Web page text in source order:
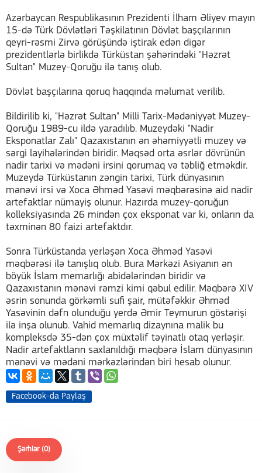
Azərbaycan Respublikasının Prezidenti İlham Əliyev mayın
15-də Türk Dövlətləri Təşkilatının Dövlət başçılarının
qeyri-rəsmi Zirvə görüşündə iştirak edən digər
prezidentlərlə birlikdə Türküstan şəhərindəki "Həzrət
Sultan" Muzey-Qoruğu ilə tanış olub.
Dövlət başçılarına qoruq haqqında məlumat verilib.
Bildirilib ki, "Həzrət Sultan" Milli Tarix-Mədəniyyət Muzey-
Qoruğu 1989-cu ildə yaradılıb. Muzeydəki "Nadir
Eksponatlar Zalı" Qazaxıstanın ən əhəmiyyətli muzey və
sərgi layihələrindən biridir. Məqsəd orta əsrlər dövrünün
nadir tarixi və mədəni irsini qorumaq və təbliğ etməkdir.
Muzeydə Türküstanın zəngin tarixi, Türk dünyasının
mənəvi irsi və Xoca Əhməd Yasəvi məqbərəsinə aid nadir
artefaktlar nümayiş olunur. Hazırda muzey-qoruğun
kolleksiyasında 26 mindən çox eksponat var ki, onların da
təxminən 80 faizi artefaktdır.
Sonra Türküstanda yerləşən Xoca Əhməd Yasəvi
məqbərəsi ilə tanışlıq olub. Bura Mərkəzi Asiyanın ən
böyük İslam memarlığı abidələrindən biridir və
Qazaxıstanın mənəvi rəmzi kimi qəbul edilir. Məqbərə XIV
əsrin sonunda görkəmli sufi şair, mütəfəkkir Əhməd
Yasəvinin dəfn olunduğu yerdə Əmir Teymurun göstərişi
ilə inşa olunub. Vahid memarlıq dizaynına malik bu
kompleksdə 35-dən çox müxtəlif təyinatlı otaq yerləşir.
Nadir artefaktların saxlanıldığı məqbərə İslam dünyasının
mənəvi və mədəni mərkəzlərindən biri hesab olunur.
Facebook-da Paylaş
Şərhlər (0)